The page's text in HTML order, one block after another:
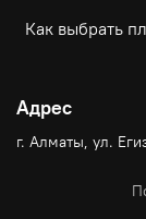
Как выбрать
Адрес
г. Алматы, ул.